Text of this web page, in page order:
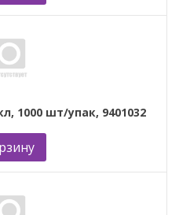
1000 шт/упак, 9401032